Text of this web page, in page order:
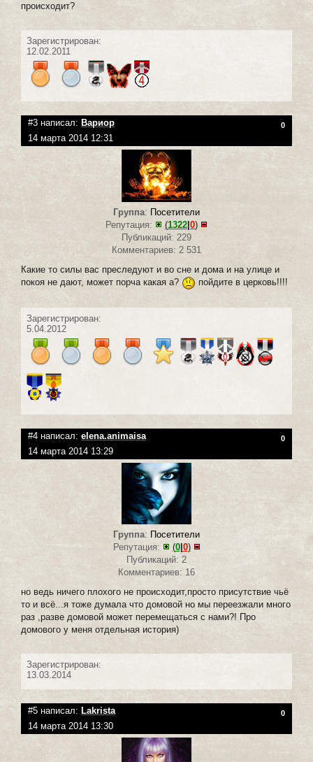
происходит?
Зарегистрирован:
12.02.2011
#3 написал: Вариор 0
14 марта 2014 12:31
Группа: Посетители
Репутация:
(1322 0)
Публикаций: 229
Комментариев: 2 531
Какие то силы вас преследуют и во сне и дома и на улице и
покоя не дают, может порча какая а?
пойдите в церковь!!!!
Зарегистрирован:
5.04.2012
#4 написал: elena.animaisa 0
14 марта 2014 13:29
Группа: Посетители
Репутация:
(0| 0)
Публикаций: 2
Комментариев: 16
но ведь ничего плохого не происходит,просто присутствие чьё
то и всё...я тоже думала что домовой но мы переезжали много
раз ,разве домовой может перемещаться с нами?! Про
домового у меня отдельная история)
Зарегистрирован:
13.03.2014
#5 написал: Lakrista 0
14 марта 2014 13:30